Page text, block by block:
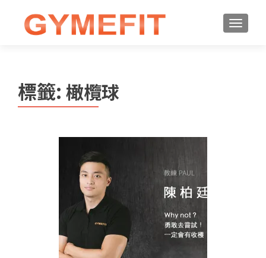
標籤: 橄欖球